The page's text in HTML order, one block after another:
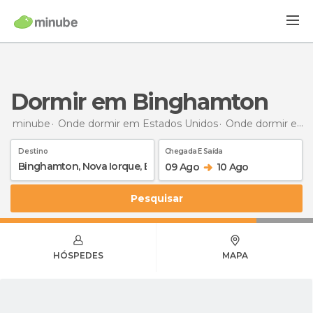
Dormir em Binghamton
minube Onde dormir em Estados Unidos Onde dormir em Nova York
Destino Chegada E Saída
09 Ago 10 Ago
Pesquisar
HÓSPEDES MAPA